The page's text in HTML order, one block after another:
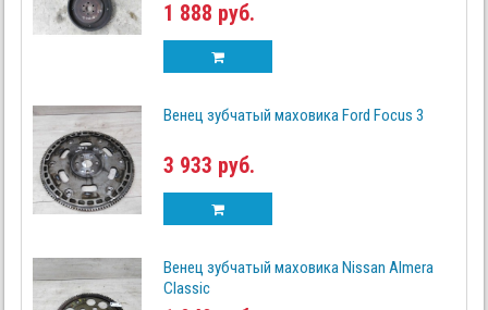
1 888 руб.
Венец зубчатый маховика Ford Focus 3
3 933 руб.
Венец зубчатый маховика Nissan Almera
Classic